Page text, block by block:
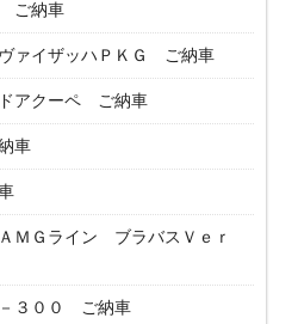
ご納車
イザッハＰＫＧ ご納車
アクーペ ご納車
車
ＭＧライン ブラバスＶｅｒ
３００ ご納車